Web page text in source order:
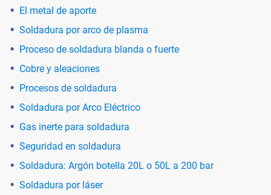
El metal de aporte
Soldadura por arco de plasma
Proceso de soldadura blanda o fuerte
Cobre y aleaciones
Procesos de soldadura
Soldadura por Arco Eléctrico
Gas inerte para soldadura
Seguridad en soldadura
Soldadura: Argón botella 20L o 50L a 200 bar
Soldadura por láser